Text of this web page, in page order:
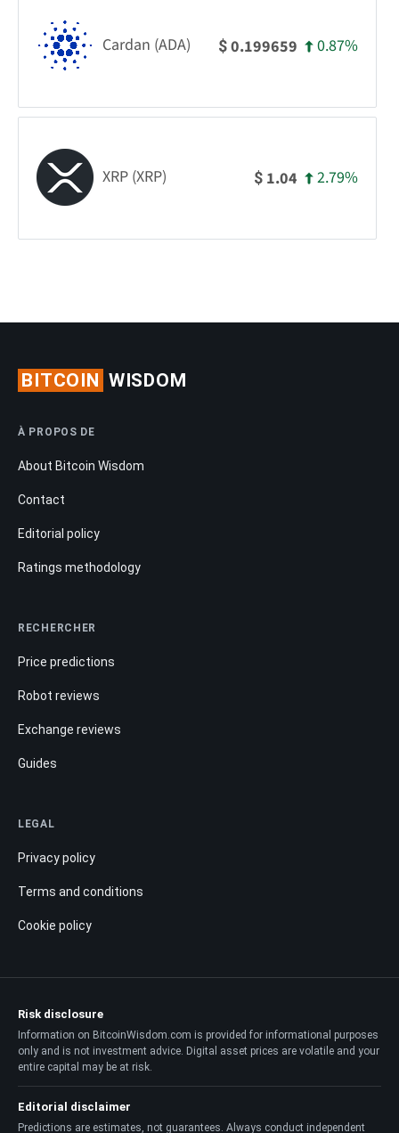
Cardan (ADA) $0.199659 0.87%
XRP (XRP) $ 1.04 2.79%
BITCOIN WISDOM
À PROPOS DE
About Bitcoin Wisdom
Contact
Editorial policy
Ratings methodology
RECHERCHER
Price predictions
Robot reviews
Exchange reviews
Guides
LEGAL
Privacy policy
Terms and conditions
Cookie policy
Risk disclosure
Information on BitcoinWisdom.com is provided for informational purposes
only and is not investment advice. Digital asset prices are volatile and your
entire capital may be at risk.
Editorial disclaimer
Predictions are estimates, not guarantees. Always conduct independent